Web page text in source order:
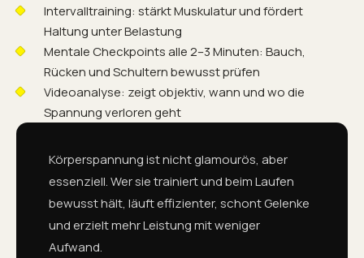
Intervalltraining: stärkt Muskulatur und fördert
Haltung unter Belastung
Mentale Checkpoints alle 2–3 Minuten: Bauch,
Rücken und Schultern bewusst prüfen
Videoanalyse: zeigt objektiv, wann und wo die
Spannung verloren geht
Körperspannung ist nicht glamourös, aber
essenziell. Wer sie trainiert und beim Laufen
bewusst hält, läuft effizienter, schont Gelenke
und erzielt mehr Leistung mit weniger
Aufwand.